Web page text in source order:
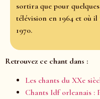
sortira que pour
télévision en 1964 et où
1970.
Retrouvez ce chant dans :
Les chants du XXe
Chants Idf orleanais :